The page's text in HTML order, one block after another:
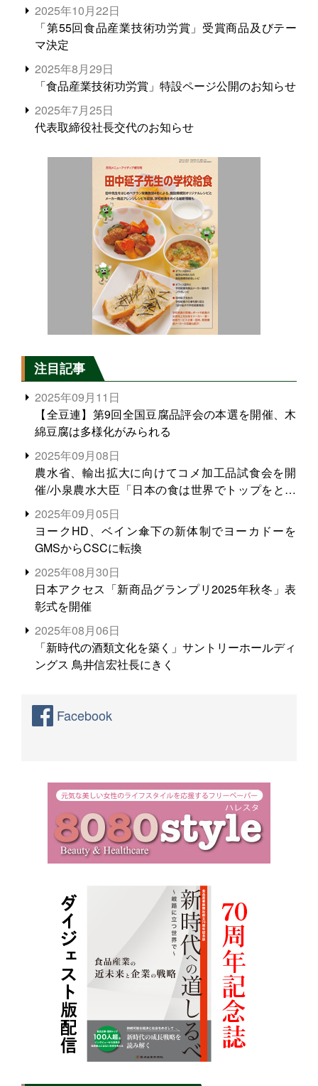
2025年10月22日
「第55回食品産業技術功労賞」受賞商品及びテー
マ決定
2025年8月29日
「食品産業技術功労賞」特設ページ公開のお知らせ
2025年7月25日
代表取締役社長交代のお知らせ
注目記事
2025年09月11日
【全豆連】第9回全国豆腐品評会の本選を開催、木
綿豆腐は多様化がみられる
2025年09月08日
農水省、輸出拡大に向けてコメ加工品試食会を開
催/小泉農水大臣「日本の食は世界でトップをとれ
る。米増産に向けて、米輸出需要の拡大を」
2025年09月05日
ヨークHD、ベイン傘下の新体制でヨーカドーを
GMSからCSCに転換
2025年08月30日
日本アクセス「新商品グランプリ2025年秋冬」表
彰式を開催
2025年08月06日
「新時代の酒類文化を築く」サントリーホールディ
ングス 鳥井信宏社長にきく
Facebook